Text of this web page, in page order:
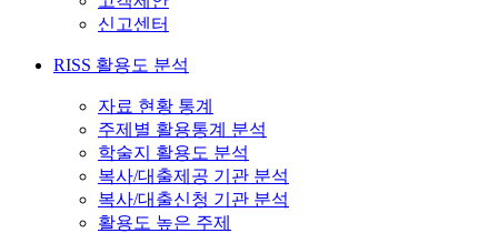
신고센터
RISS 활용도 분석
자료 현황 통계
주제별 활용통계 분석
학술지 활용도 분석
복사/대출제공 기관 분석
복사/대출신청 기관 분석
활용도 높은 주제